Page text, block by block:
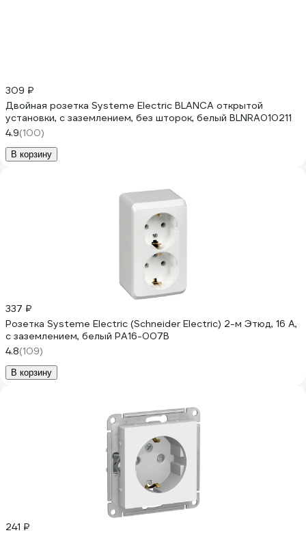
309 ₽
Двойная розетка Systeme Electric BLANCA открытой
установки, с заземлением, без шторок, белый BLNRA010211
4.9(100)
В корзину
337 ₽
Розетка Systeme Electric (Schneider Electric) 2-м Этюд, 16 А,
с заземлением, белый PA16-007B
4.8(109)
В корзину
241 ₽